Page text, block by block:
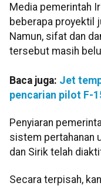
Media pemerintah
beberapa proyektil
Namun, sifat dan
tersebut masih
Baca juga: Jet
pencarian pilot F-
Penyiaran
sistem pertahanan
dan Sirik telah
Secara terpisah,